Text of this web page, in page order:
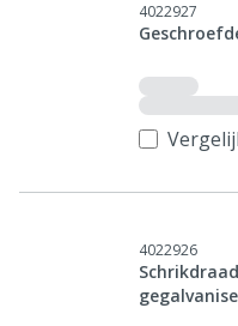
4022927
4022926